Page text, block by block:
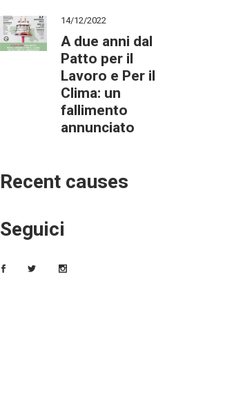
14/12/2022
A due anni dal
Patto per il
Lavoro e Per il
Clima: un
fallimento
annunciato
Recent causes
Seguici